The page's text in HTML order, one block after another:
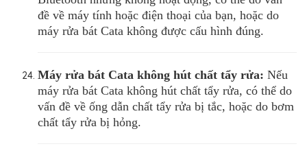
đề về máy tính hoặc điện thoại của bạn, hoặc do
máy rửa bát Cata không được cấu hình đúng.
Máy rửa bát Cata không hút chất tẩy rửa: Nếu
máy rửa bát Cata không hút chất tẩy rửa, có thể do
vấn đề về ống dẫn chất tẩy rửa bị tắc, hoặc do bơm
chất tẩy rửa bị hỏng.